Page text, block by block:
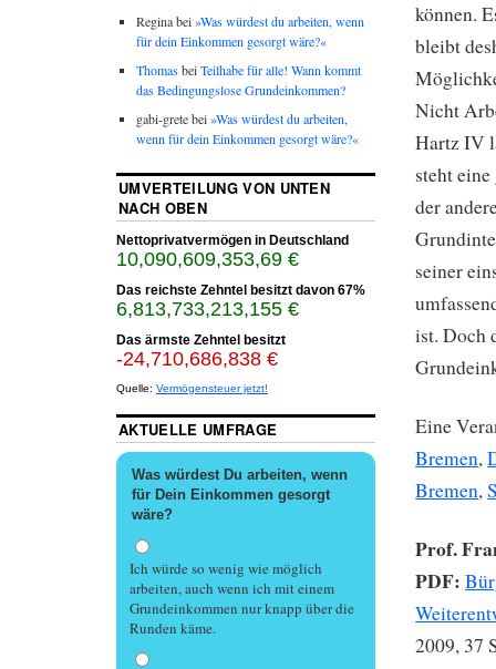
können.
bleibt
Nicht
Hartz IV
steht
der
seiner
ist. Doch
Eine
Bremen,
Bremen,
Prof.
PDF:
2009, 37
Regina bei»Was würdest du arbeiten, wenn
für dein Einkommen gesorgt wäre?«
ThomasbeiTeilhabe für alle! Wann kommt
das Bedingungslose Grundeinkommen?
gabi-grete bei»Was würdest du arbeiten,
wenn für dein Einkommen gesorgt wäre?«
UMVERTEILUNG VON UNTEN
NACH OBEN
Nettoprivatvermögen in Deutschland
10,090,609,358,42 €
Das reichste Zehntel besitzt davon 67%
6,813,733,216,936 €
Das ärmste Zehntel besitzt
-24,710,686,857 €
Quelle: Vermögensteuer jetzt!
AKTUELLE UMFRAGE
Was würdest Du arbeiten, wenn
für Dein Einkommen gesorgt
wäre?
Ich würde so wenig wie möglich
arbeiten, auch wenn ich mit einem
Grundeinkommen nur knapp über die
Runden käme.